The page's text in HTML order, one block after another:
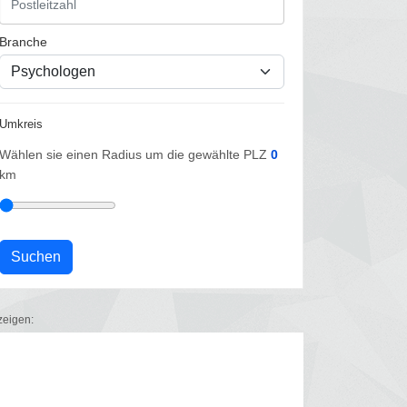
Branche
Umkreis
Wählen sie einen Radius um die gewählte PLZ 0
km